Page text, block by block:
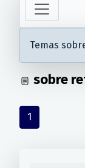
Temas
sobre
1